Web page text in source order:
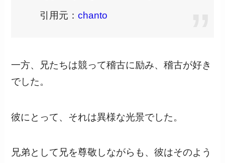
引用元： chanto
一方、兄たちは競って稽古に励み、稽古が好き
でした。
彼にとって、それは異様な光景でした。
兄弟として兄を尊敬しながらも、彼はそのよう